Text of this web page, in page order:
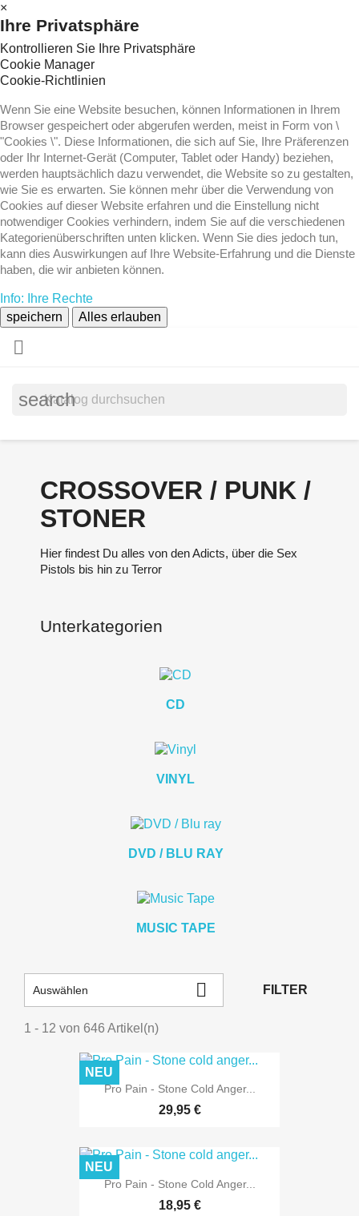
×
Ihre Privatsphäre
Kontrollieren Sie Ihre Privatsphäre
Cookie Manager
Cookie-Richtlinien
Wenn Sie eine Website besuchen, können Informationen in Ihrem
Browser gespeichert oder abgerufen werden, meist in Form von \
"Cookies \". Diese Informationen, die sich auf Sie, Ihre Präferenzen
oder Ihr Internet-Gerät (Computer, Tablet oder Handy) beziehen,
werden hauptsächlich dazu verwendet, die Website so zu gestalten,
wie Sie es erwarten. Sie können mehr über die Verwendung von
Cookies auf dieser Website erfahren und die Einstellung nicht
notwendiger Cookies verhindern, indem Sie auf die verschiedenen
Kategorienüberschriften unten klicken. Wenn Sie dies jedoch tun,
kann dies Auswirkungen auf Ihre Website-Erfahrung und die Dienste
haben, die wir anbieten können.
Info: Ihre Rechte
speichern
Alles erlauben

search
CROSSOVER / PUNK /
STONER
Hier findest Du alles von den Adicts, über die Sex
Pistols bis hin zu Terror
Unterkategorien
CD
VINYL
DVD / BLU RAY
MUSIC TAPE
Auswählen  FILTER
1 - 12 von 646 Artikel(n)
Pro Pain - Stone Cold Anger...
29,95 €
NEU
Pro Pain - Stone Cold Anger...
18,95 €
NEU